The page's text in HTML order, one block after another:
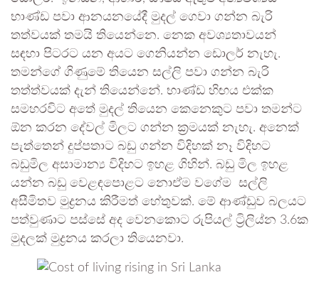
භාණ්ඩ පවා ආනයනයේදී මුදල් ගෙවා ගන්න බැරි
තත්වයක් තමයි තියෙන්නෙ. නෙක අවශ්‍යතාවයන්
සඳහා පිටරට යන අයට ගෙනියන්න ඩොලර් නැහැ.
තමන්ගේ ගිණුමේ තියෙන සල්ලි පවා ගන්න බැරි
තත්ත්වයක් දැන් තියෙන්නේ. භාණ්ඩ හිඟය එක්ක
සමහරවිට අතේ මුදල් තියෙන කෙනෙකුට පවා තමන්ට
ඕන කරන දේවල් මිලට ගන්න ක්‍රමයක් නැහැ. අනෙක්
පැත්තෙන් දුප්පතාට බඩු ගන්න විදිහක් නෑ විදිහට
බඩුමිල අසාමාන්‍ය විදිහට ඉහළ ගිහින්. බඩු මිල ඉහළ
යන්න බඩු වෙළඳපොළට නොඒම වගේම සල්ලි
අසීමිතව මුද්‍රනය කිරීමත් හේතුවක්. මේ ආණ්ඩුව බලයට
පත්වුණාට පස්සේ අද වෙනකොට රුපියල් ට්‍රිලිය්න 3.6ක
මුදලක් මුද්‍රනය කරලා තියෙනවා.